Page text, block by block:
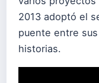
2013 adoptó el
puente entre
historias.